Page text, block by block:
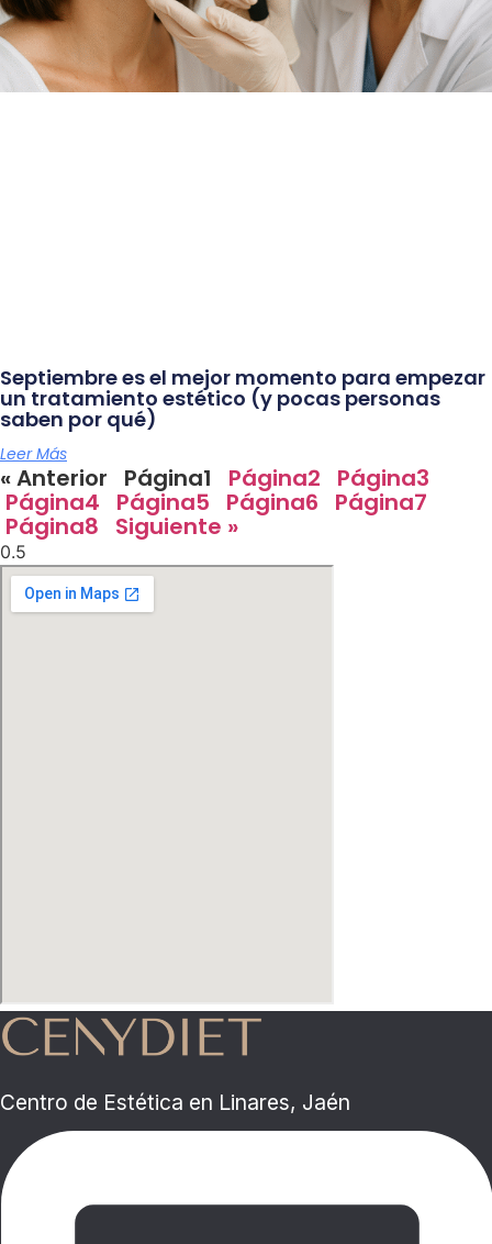
Septiembre es el mejor momento para empezar
un tratamiento estético (y pocas personas
saben por qué)
Leer Más
« Anterior Página1 Página2 Página3
Página4 Página5 Página6 Página7
Página8 Siguiente »
Centro de Estética en Linares, Jaén